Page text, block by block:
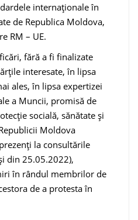
internaționale în
de Republica Moldova,
RM – UE.
fără a fi finalizate
interesate, în lipsa
ales, în lipsa expertizei
a Muncii, promisă de
socială, sănătate și
Moldova
la consultările
din 25.05.2022),
în rândul membrilor de
de a protesta în